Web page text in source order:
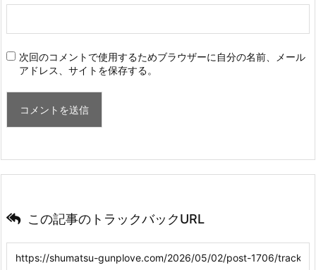
次回のコメントで使用するためブラウザーに自分の名前、メール
アドレス、サイトを保存する。
この記事のトラックバックURL